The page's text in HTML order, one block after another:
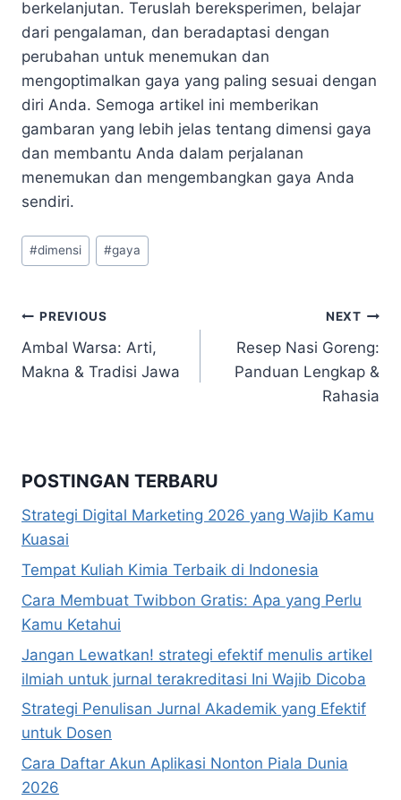
berkelanjutan. Teruslah bereksperimen, belajar
dari pengalaman, dan beradaptasi dengan
perubahan untuk menemukan dan
mengoptimalkan gaya yang paling sesuai dengan
diri Anda. Semoga artikel ini memberikan
gambaran yang lebih jelas tentang dimensi gaya
dan membantu Anda dalam perjalanan
menemukan dan mengembangkan gaya Anda
sendiri.
Post
Tags:
#dimensi #gaya
Navigasi
pos
PREVIOUS
Ambal Warsa: Arti,
Makna & Tradisi Jawa
NEXT
Resep Nasi Goreng:
Panduan Lengkap &
Rahasia
POSTINGAN TERBARU
Strategi Digital Marketing 2026 yang Wajib Kamu
Kuasai
Tempat Kuliah Kimia Terbaik di Indonesia
Cara Membuat Twibbon Gratis: Apa yang Perlu
Kamu Ketahui
Jangan Lewatkan! strategi efektif menulis artikel
ilmiah untuk jurnal terakreditasi Ini Wajib Dicoba
Strategi Penulisan Jurnal Akademik yang Efektif
untuk Dosen
Cara Daftar Akun Aplikasi Nonton Piala Dunia
2026